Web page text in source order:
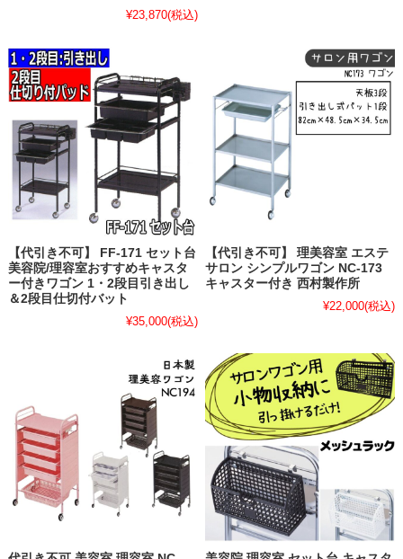
¥23,870(税込)
【代引き不可】 FF-171 セット台
美容院/理容室おすすめキャスタ
ー付きワゴン 1・2段目引き出し
＆2段目仕切付バット
¥35,000(税込)
【代引き不可】 理美容室 エステ
サロン シンプルワゴン NC-173
キャスター付き 西村製作所
¥22,000(税込)